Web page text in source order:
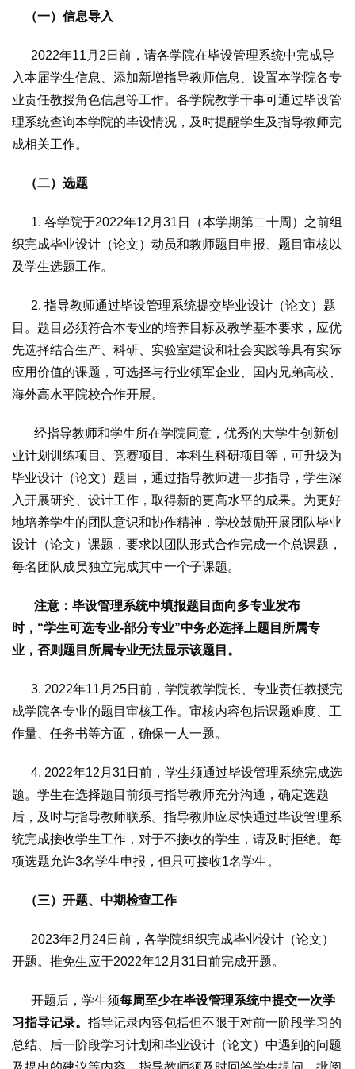
（一）信息导入
2022年11月2日前，请各学院在毕设管理系统中完成导
入本届学生信息、添加新增指导教师信息、设置本学院各专
业责任教授角色信息等工作。各学院教学干事可通过毕设管
理系统查询本学院的毕设情况，及时提醒学生及指导教师完
成相关工作。
（二）选题
1. 各学院于2022年12月31日（本学期第二十周）之前组
织完成毕业设计（论文）动员和教师题目申报、题目审核以
及学生选题工作。
2. 指导教师通过毕设管理系统提交毕业设计（论文）题
目。题目必须符合本专业的培养目标及教学基本要求，应优
先选择结合生产、科研、实验室建设和社会实践等具有实际
应用价值的课题，可选择与行业领军企业、国内兄弟高校、
海外高水平院校合作开展。
经指导教师和学生所在学院同意，优秀的大学生创新创
业计划训练项目、竞赛项目、本科生科研项目等，可升级为
毕业设计（论文）题目，通过指导教师进一步指导，学生深
入开展研究、设计工作，取得新的更高水平的成果。为更好
地培养学生的团队意识和协作精神，学校鼓励开展团队毕业
设计（论文）课题，要求以团队形式合作完成一个总课题，
每名团队成员独立完成其中一个子课题。
注意：毕设管理系统中填报题目面向多专业发布
时，“学生可选专业-部分专业”中务必选择上题目所属专
业，否则题目所属专业无法显示该题目。
3. 2022年11月25日前，学院教学院长、专业责任教授完
成学院各专业的题目审核工作。审核内容包括课题难度、工
作量、任务书等方面，确保一人一题。
4. 2022年12月31日前，学生须通过毕设管理系统完成选
题。学生在选择题目前须与指导教师充分沟通，确定选题
后，及时与指导教师联系。指导教师应尽快通过毕设管理系
统完成接收学生工作，对于不接收的学生，请及时拒绝。每
项选题允许3名学生申报，但只可接收1名学生。
（三）开题、中期检查工作
2023年2月24日前，各学院组织完成毕业设计（论文）
开题。推免生应于2022年12月31日前完成开题。
开题后，学生须每周至少在毕设管理系统中提交一次学
习指导记录。 指导记录内容包括但不限于对前一阶段学习的
总结、后一阶段学习计划和毕业设计（论文）中遇到的问题